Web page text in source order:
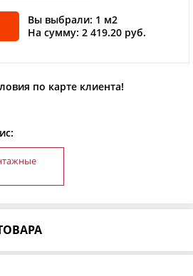
Вы выбрали: 1 м2
На сумму: 2 419.20 руб.
по карте клиента!